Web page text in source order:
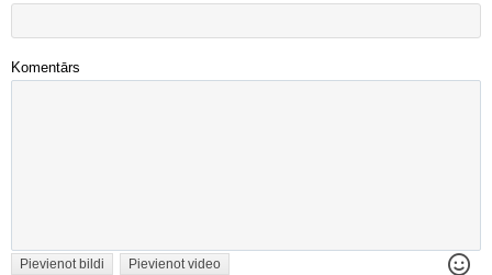
Komentārs
Pievienot bildi Pievienot video